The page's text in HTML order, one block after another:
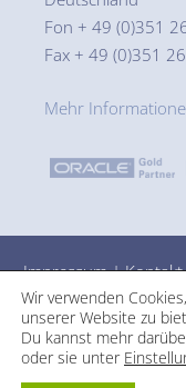
Fon + 49 (0)351
Fax + 49 (0)351
Mehr
Impressum|Kontakt
Wir verwenden
unserer Website zu
Du kannst mehr
oder sie unter